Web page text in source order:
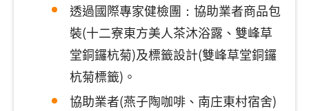
透過國際專家健檢團：協助業者商品包
裝(十二寮東方美人茶沐浴露、雙峰草
堂銅鑼杭菊)及標籤設計(雙峰草堂銅鑼
杭菊標籤)。
協助業者(燕子陶咖啡、南庄東村宿舍)